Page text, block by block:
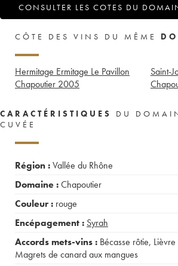
CONSULTER LES COTES DU
CÔTE DES VINS DU MÊME
Hermitage Ermitage Le Pavillon
Chapoutier 2005
Saint-
CARACTÉRISTIQUES
DU
CUVÉE
Région :Vallée du Rhône
Domaine :Chapoutier
Couleur : rouge
Encépagement : Syrah
Accords mets-vins : Bécasse rôtie,
Magrets de canard aux mangues